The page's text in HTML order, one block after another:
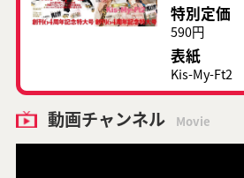
特別定価
590円
表紙
Kis-My-Ft2
動画チャンネル Movie